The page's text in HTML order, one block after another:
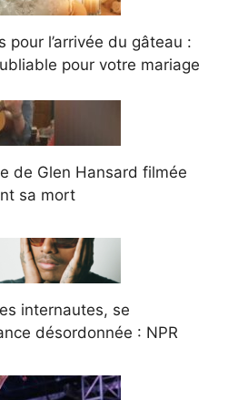
pour l’arrivée du gâteau :
pour votre mariage
de Glen Hansard filmée
sa mort
internautes, se
désordonnée : NPR